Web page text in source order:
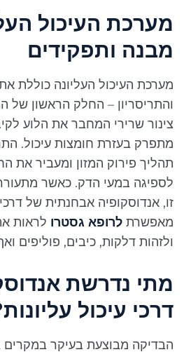
מערכת העיכול
מבנה ותפקידים
מערכת העיכול העליונה כוללת את
והתריסריון – החלק הראשון של
צינור שרירי המחבר את הלוע
מתפרק בעזרת חומצות עיכול.
תהליך פירוק המזון ומעביר את
לספיגה במעי הדק. כאשר
זו, אנדוסקופיה אבחנתית של דרכי
מאפשרתלרופא גסטרולראות את
ולזהות דלקות, כיבים, פוליפים ואף
מתי נדרשת
דרכי עיכול עליונות?
הבדיקה מבוצעת בעיקר במקרים